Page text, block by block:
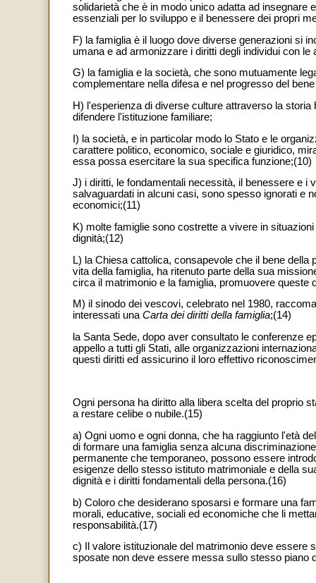
solidarietà che è in modo unico adatta ad insegnare
essenziali per lo sviluppo e il benessere dei propri
F) la famiglia è il luogo dove diverse generazioni si
umana e ad armonizzare i diritti degli individui con
G) la famiglia e la società, che sono mutuamente
complementare nella difesa e nel progresso del
H) l'esperienza di diverse culture attraverso la
difendere l'istituzione familiare;
I) la società, e in particolar modo lo Stato e le
carattere politico, economico, sociale e giuridico,
essa possa esercitare la sua specifica funzione;(10)
J) i diritti, le fondamentali necessità, il benessere e i
salvaguardati in alcuni casi, sono spesso ignorati e
economici;(11)
K) molte famiglie sono costrette a vivere in
dignità;(12)
L) la Chiesa cattolica, consapevole che il bene
vita della famiglia, ha ritenuto parte della sua
circa il matrimonio e la famiglia, promuovere queste
M) il sinodo dei vescovi, celebrato nel 1980,
interessati unaCarta dei diritti della famiglia;(14)
la Santa Sede, dopo aver consultato le conferenze
appello a tutti gli Stati, alle organizzazioni
questi diritti ed assicurino il loro effettivo
Ogni persona ha diritto alla libera scelta del proprio
a restare celibe o nubile.(15)
a) Ogni uomo e ogni donna, che ha raggiunto l'età
di formare una famiglia senza alcuna
permanente che temporaneo, possono essere
esigenze dello stesso istituto matrimoniale e della
dignità e i diritti fondamentali della persona.(16)
b) Coloro che desiderano sposarsi e formare una
morali, educative, sociali ed economiche che li
responsabilità.(17)
c) Il valore istituzionale del matrimonio deve essere
sposate non deve essere messa sullo stesso piano